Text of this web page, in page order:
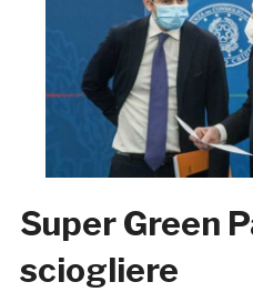
Super Green
sciogliere